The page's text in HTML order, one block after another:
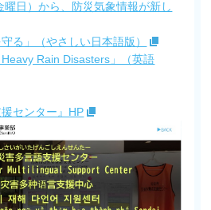
曜日）から、防災気象情報が新し
る」（やさしい日本語版）
Heavy Rain Disasters」（英語
援センター』HP